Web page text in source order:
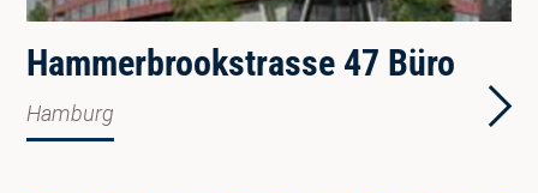
Hammerbrookstrasse 47 Büro
Hamburg